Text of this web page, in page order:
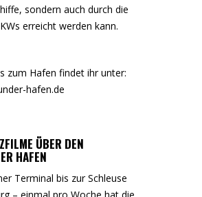
sondern auch durch die
erreicht werden kann.
zum Hafen findet ihr unter:
hafen.de
ÜBER DEN
HAFEN
Terminal bis zur Schleuse